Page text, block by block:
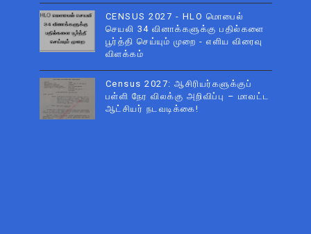
CENSUS 2027 - HLO மொபைல்
செயலி 34 வினாக்களுக்கு பதில்களை
பூர்த்தி செய்யும் முறை - எளிய விரைவு
விளக்கம்
Census 2027: ஆசிரியர்களுக்குப்
பள்ளி நேர விலக்கு அறிவிப்பு – மாவட்ட
ஆட்சியர் நடவடிக்கை!